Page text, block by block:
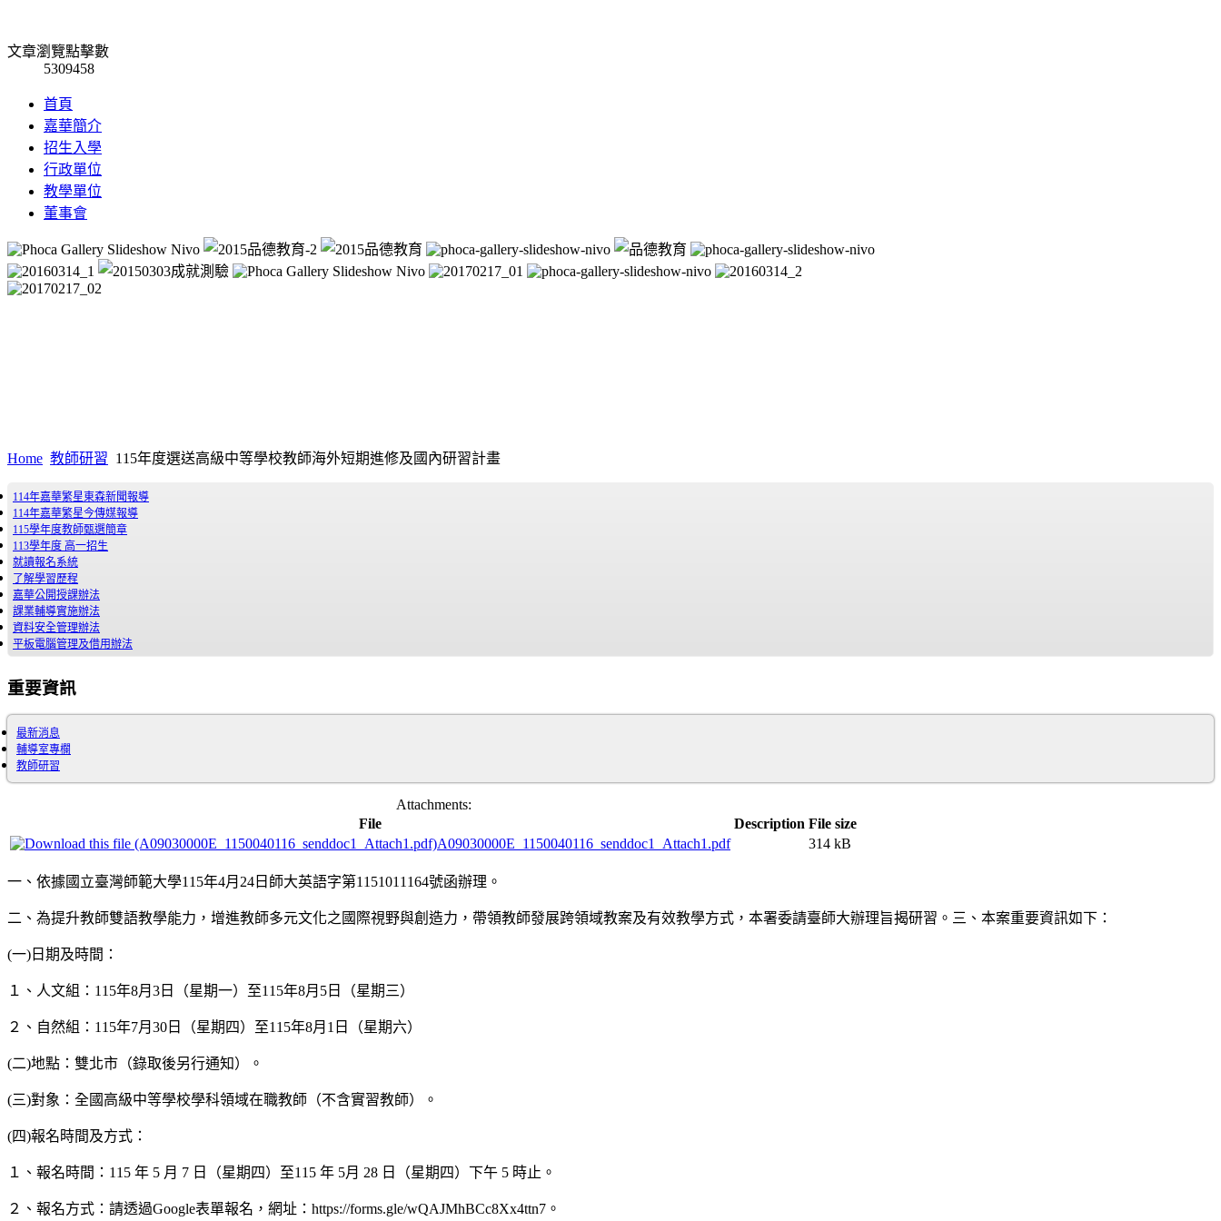
文章瀏覽點擊數
5309458
首頁
嘉華簡介
招生入學
行政單位
教學單位
董事會
Home 教師研習 115年度選送高級中等學校教師海外短期進修及國內研習計畫
114年嘉華繁星東森新聞報導
114年嘉華繁星今傳媒報導
115學年度教師甄選簡章
113學年度 高一招生
就讀報名系統
了解學習歷程
嘉華公開授課辦法
課業輔導實施辦法
資料安全管理辦法
平板電腦管理及借用辦法
重要資訊
最新消息
輔導室專欄
教師研習
Attachments:
File
Description File size
A09030000E_1150040116_senddoc1_Attach1.pdf
314 kB
一、依據國立臺灣師範大學115年4月24日師大英語字第1151011164號函辦理。
二、為提升教師雙語教學能力，增進教師多元文化之國際視野與創造力，帶領教師發展跨領域教案及有效教學方式，本署委請臺師大辦理旨揭研習。三、本案重要資訊如下：
(一)日期及時間：
１、人文組：115年8月3日（星期一）至115年8月5日（星期三）
２、自然組：115年7月30日（星期四）至115年8月1日（星期六）
(二)地點：雙北市（錄取後另行通知）。
(三)對象：全國高級中等學校學科領域在職教師（不含實習教師）。
(四)報名時間及方式：
１、報名時間：115 年 5 月 7 日（星期四）至115 年 5月 28 日（星期四）下午 5 時止。
２、報名方式：請透過Google表單報名，網址：https://forms.gle/wQAJMhBCc8Xx4ttn7。